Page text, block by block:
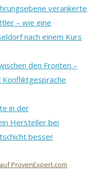
verankerte
– wie eine
nach einem Kurs
den Fronten –
Konfliktgespräche
in der
Hersteller bei
besser
ProvenExpert.com